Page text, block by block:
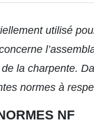
utilisé
la charpente.
normes à
NF